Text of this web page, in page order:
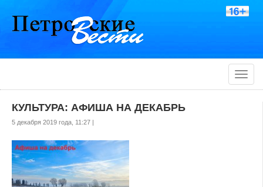
Toggle
КУЛЬТУРА: АФИША НА ДЕКАБРЬ
5 декабря 2019 года, 11:27 |